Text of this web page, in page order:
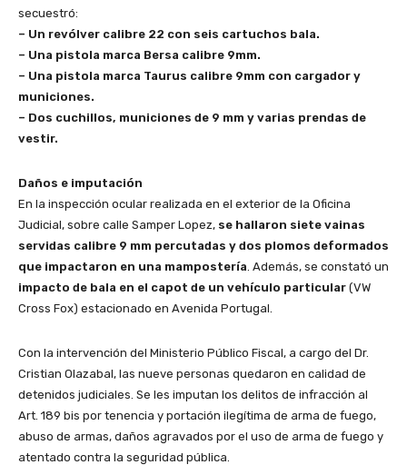
secuestró:
– Un revólver calibre 22 con seis cartuchos bala.
– Una pistola marca Bersa calibre 9mm.
– Una pistola marca Taurus calibre 9mm con cargador y
municiones.
– Dos cuchillos, municiones de 9 mm y varias prendas de
vestir.
Daños e imputación
En la inspección ocular realizada en el exterior de la Oficina
Judicial, sobre calle Samper Lopez, se hallaron siete vainas
servidas calibre 9 mm percutadas y dos plomos deformados
que impactaron en una mampostería . Además, se constató un
impacto de bala en el capot de un vehículo particular (VW
Cross Fox) estacionado en Avenida Portugal.
Con la intervención del Ministerio Público Fiscal, a cargo del Dr.
Cristian Olazabal, las nueve personas quedaron en calidad de
detenidos judiciales. Se les imputan los delitos de infracción al
Art. 189 bis por tenencia y portación ilegítima de arma de fuego,
abuso de armas, daños agravados por el uso de arma de fuego y
atentado contra la seguridad pública.